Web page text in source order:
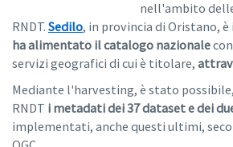
nell'ambito
RNDT. Sedilo, in provincia di Oristano, è
ha alimentato il catalogo nazionale
servizi geografici di cui è titolare,
Mediante l'harvesting, è stato
RNDT i metadati dei 37 dataset e dei
implementati, anche questi ultimi,